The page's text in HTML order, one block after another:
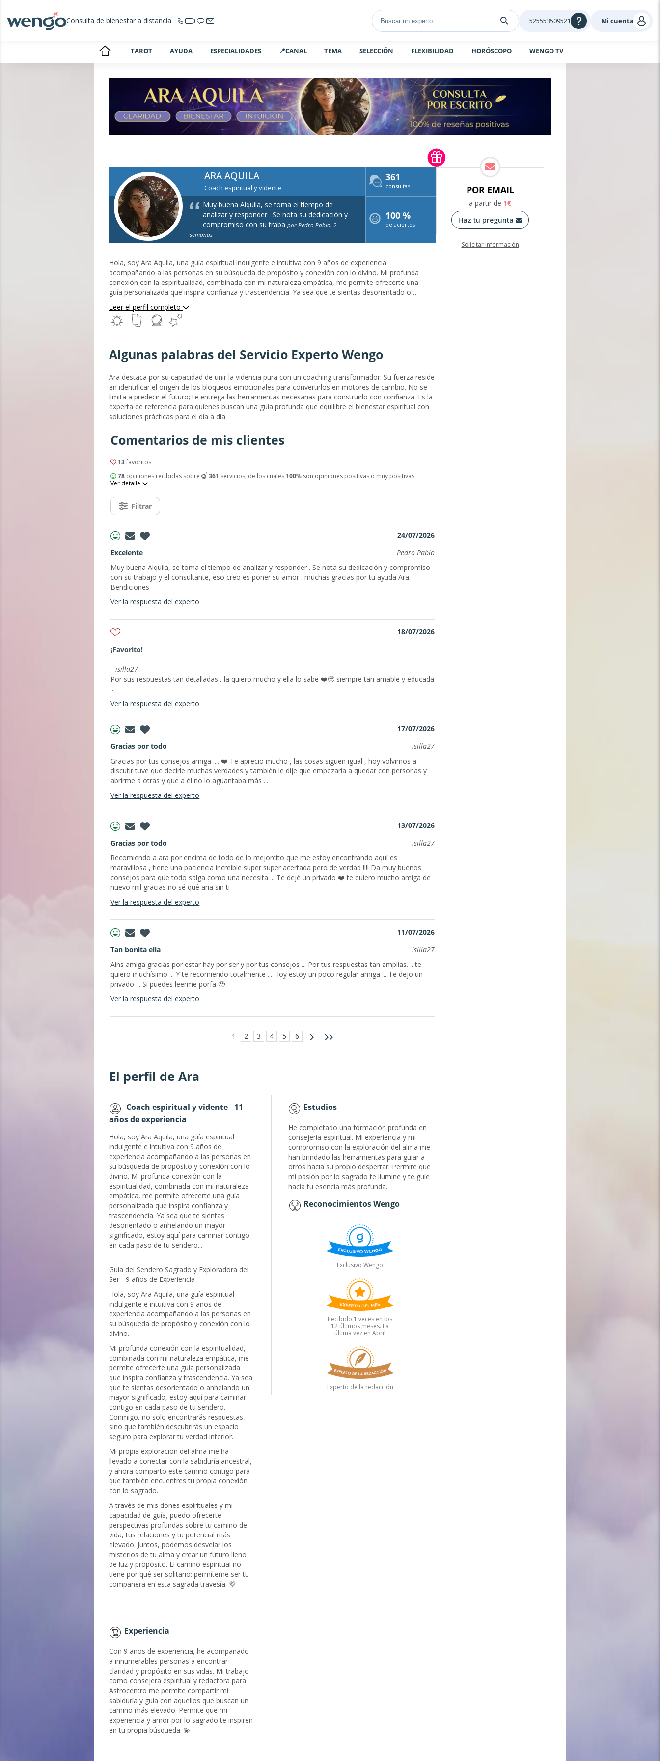
Consulta de bienestar a distancia Mi cuenta
525553509521
TAROT AYUDA ESPECIALIDADES 📍CANAL TEMA SELECCIÓN FLEXIBILIDAD HORÓSCOPO WENGO TV
ARA AQUILA
Coach espiritual y vidente
361
consultas
Muy buena Alquila, se toma el tiempo de
analizar y responder . Se nota su dedicación y
compromiso con su traba por Pedro Pablo, 2
semanas
100 %
de aciertos
Hola, soy Ara Aquila, una guía espiritual indulgente e intuitiva con 9 años de experiencia
acompañando a las personas en su búsqueda de propósito y conexión con lo divino. Mi profunda
conexión con la espiritualidad, combinada con mi naturaleza empática, me permite ofrecerte una
guía personalizada que inspira confianza y trascendencia. Ya sea que te sientas desorientado o
del Sendero Sagrado y Exploradora del Ser - 9 años de ExperienciaHola, soy Ara Aquila, una guía
espiritual indulgente e intuitiva con 9 años de experiencia acompañando a las personas en su
Leer el perfil completo
Algunas palabras del Servicio Experto Wengo
Ara destaca por su capacidad de unir la videncia pura con un coaching transformador. Su fuerza reside
en identificar el origen de los bloqueos emocionales para convertirlos en motores de cambio. No se
limita a predecir el futuro; te entrega las herramientas necesarias para construirlo con confianza. Es la
experta de referencia para quienes buscan una guía profunda que equilibre el bienestar espiritual con
soluciones prácticas para el día a día
Comentarios de mis clientes
13favoritos
78 opiniones recibidas sobre 361 servicios, de los cuales 100% son opiniones positivas o muy positivas.
Ver detalle
Filtrar
24/07/2026
Excelente
Pedro Pablo
Muy buena Alquila, se toma el tiempo de analizar y responder . Se nota su dedicación y compromiso
con su trabajo y el consultante, eso creo es poner su amor . muchas gracias por tu ayuda Ara.
Bendiciones
Ver la respuesta del experto
¡Favorito!
18/07/2026
isilla27
Por sus respuestas tan detalladas , la quiero mucho y ella lo sabe ❤️🥹 siempre tan amable y educada
...
Ver la respuesta del experto
17/07/2026
Gracias por todo
isilla27
Gracias por tus consejos amiga .... ❤️ Te aprecio mucho , las cosas siguen igual , hoy volvimos a
discutir tuve que decirle muchas verdades y también le dije que empezaría a quedar con personas y
abrirme a otras y que a él no lo aguantaba más ...
Ver la respuesta del experto
13/07/2026
Gracias por todo
isilla27
Recomiendo a ara por encima de todo de lo mejorcito que me estoy encontrando aquí es
maravillosa , tiene una paciencia increíble super super acertada pero de verdad !!!! Da muy buenos
consejos para que todo salga como una necesita ... Te dejé un privado ❤️ te quiero mucho amiga de
nuevo mil gracias no sé qué aria sin ti
Ver la respuesta del experto
11/07/2026
Tan bonita ella
isilla27
Ains amiga gracias por estar hay por ser y por tus consejos ... Por tus respuestas tan amplias. .. te
quiero muchísimo ... Y te recomiendo totalmente ... Hoy estoy un poco regular amiga ... Te dejo un
privado ... Si puedes leerme porfa 🥹
Ver la respuesta del experto
1 2 3 4 5 6
El perfil de Ara
Coach espiritual y vidente - 11
años de experiencia
Hola, soy Ara Aquila, una guía espiritual
indulgente e intuitiva con 9 años de
experiencia acompañando a las personas en
su búsqueda de propósito y conexión con lo
divino. Mi profunda conexión con la
espiritualidad, combinada con mi naturaleza
empática, me permite ofrecerte una guía
personalizada que inspira confianza y
trascendencia. Ya sea que te sientas
desorientado o anhelando un mayor
significado, estoy aquí para caminar contigo
en cada paso de tu sendero...
Guía del Sendero Sagrado y Exploradora del
Ser - 9 años de Experiencia
Hola, soy Ara Aquila, una guía espiritual
indulgente e intuitiva con 9 años de
experiencia acompañando a las personas en
su búsqueda de propósito y conexión con lo
divino.
Mi profunda conexión con la espiritualidad,
combinada con mi naturaleza empática, me
permite ofrecerte una guía personalizada
que inspira confianza y trascendencia. Ya sea
que te sientas desorientado o anhelando un
mayor significado, estoy aquí para caminar
contigo en cada paso de tu sendero.
Conmigo, no solo encontrarás respuestas,
sino que también descubrirás un espacio
seguro para explorar tu verdad interior.
Mi propia exploración del alma me ha
llevado a conectar con la sabiduría ancestral,
y ahora comparto este camino contigo para
que también encuentres tu propia conexión
con lo sagrado.
A través de mis dones espirituales y mi
capacidad de guía, puedo ofrecerte
perspectivas profundas sobre tu camino de
vida, tus relaciones y tu potencial más
elevado. Juntos, podemos desvelar los
misterios de tu alma y crear un futuro lleno
de luz y propósito. El camino espiritual no
tiene por qué ser solitario: permíteme ser tu
compañera en esta sagrada travesía. 💜
Experiencia
Con 9 años de experiencia, he acompañado
a innumerables personas a encontrar
claridad y propósito en sus vidas. Mi trabajo
como consejera espiritual y redactora para
Astrocentro me permite compartir mi
sabiduría y guía con aquellos que buscan un
camino más elevado. Permite que mi
experiencia y amor por lo sagrado te inspiren
en tu propia búsqueda. 💫
Estudios
He completado una formación profunda en
consejería espiritual. Mi experiencia y mi
compromiso con la exploración del alma me
han brindado las herramientas para guiar a
otros hacia su propio despertar. Permite que
mi pasión por lo sagrado te ilumine y te guíe
hacia tu esencia más profunda.
Reconocimientos Wengo
Exclusivo Wengo
Recibido 1 veces en los
12 últimos meses. La
última vez en Abril
Experto de la redacción
POR EMAIL
a partir de 1€
Haz tu pregunta
Solicitar información